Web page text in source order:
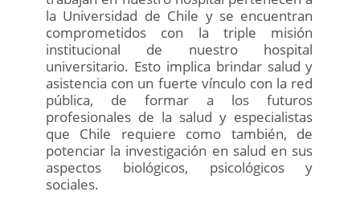
la Universidad de Chile y se encuentran
comprometidos con la triple misión
institucional de nuestro hospital
universitario. Esto implica brindar salud y
asistencia con un fuerte vínculo con la red
pública, de formar a los futuros
profesionales de la salud y especialistas
que Chile requiere como también, de
potenciar la investigación en salud en sus
aspectos biológicos, psicológicos y
sociales.